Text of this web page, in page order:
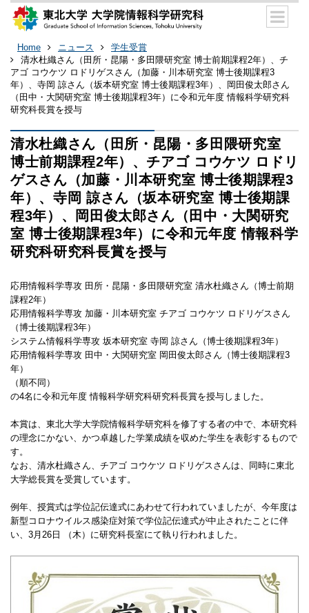
Home ニュース
学生受賞
清水杜織さん（田所・昆陽・多田隈研究室 博士前期課程2年）、チ
アゴ コウケツ ロドリゲスさん（加藤・川本研究室 博士後期課程3
年）、寺岡 諒さん（坂本研究室 博士後期課程3年）、岡田俊太郎さん
（田中・大関研究室 博士後期課程3年）に令和元年度 情報科学研究科
研究科長賞を授与
清水杜織さん（田所・昆陽・多田隈研究室
博士前期課程2年）、チアゴ コウケツ ロドリ
ゲスさん（加藤・川本研究室 博士後期課程3
年）、寺岡 諒さん（坂本研究室 博士後期課
程3年）、岡田俊太郎さん（田中・大関研究
室 博士後期課程3年）に令和元年度 情報科学
研究科研究科長賞を授与
応用情報科学専攻 田所・昆陽・多田隈研究室 清水杜織さん（博士前期
課程2年）
応用情報科学専攻 加藤・川本研究室 チアゴ コウケツ ロドリゲスさん
（博士後期課程3年）
システム情報科学専攻 坂本研究室 寺岡 諒さん（博士後期課程3年）
応用情報科学専攻 田中・大関研究室 岡田俊太郎さん（博士後期課程3
年）
（順不同）
の4名に令和元年度 情報科学研究科研究科長賞を授与しました。
本賞は、東北大学大学院情報科学研究科を修了する者の中で、本研究科
の理念にかない、かつ卓越した学業成績を収めた学生を表彰するもので
す。
なお、清水杜織さん、チアゴ コウケツ ロドリゲスさんは、同時に東北
大学総長賞を受賞しています。
例年、授賞式は学位記伝達式にあわせて行われていましたが、今年度は
新型コロナウイルス感染症対策で学位記伝達式が中止されたことに伴
い、3月26日 （木）に研究科長室にて執り行われました。